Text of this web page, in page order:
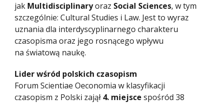
jak Multidisciplinaryoraz Social Sciences, w tym
szczególnie: Cultural Studies i Law. Jest to wyraz
uznania dla interdyscyplinarnego charakteru
czasopisma oraz jego rosnącego wpływu
na światową naukę.
Lider wśród polskich czasopism
Forum Scientiae Oeconomia w klasyfikacji
czasopism z Polski zajął 4. miejsce spośród 38